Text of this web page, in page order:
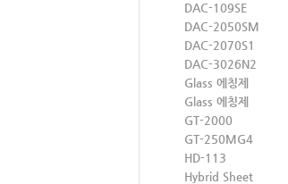
DAC-109SE
DAC-2050SM
DAC-2070S1
DAC-3026N2
Glass 에칭제
Glass 에칭제
GT-2000
GT-250MG4
HD-113
Hybrid Sheet